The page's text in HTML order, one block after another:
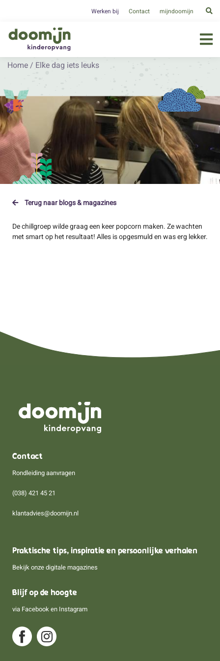
Werken bij Contact mijndoomijn
Home / Elke dag iets leuks
Terug naar blogs & magazines
De chillgroep wilde graag een keer popcorn maken. Ze wachten
met smart op het resultaat! Alles is opgesmuld en was erg lekker.
Contact
Rondleiding aanvragen
(038) 421 45 21
klantadvies@doomijn.nl
Praktische tips, inspiratie en persoonlijke verhalen
Bekijk onze digitale magazines
Blijf op de hoogte
via Facebook en Instagram